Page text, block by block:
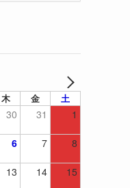
木 金 土
30 31 1
6 7 8
13 14 15